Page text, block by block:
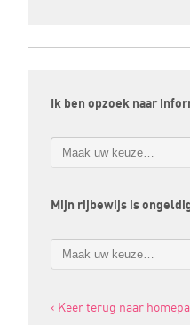
Ik ben opzoek naar
Mijn rijbewijs is
‹ Keer terug naar